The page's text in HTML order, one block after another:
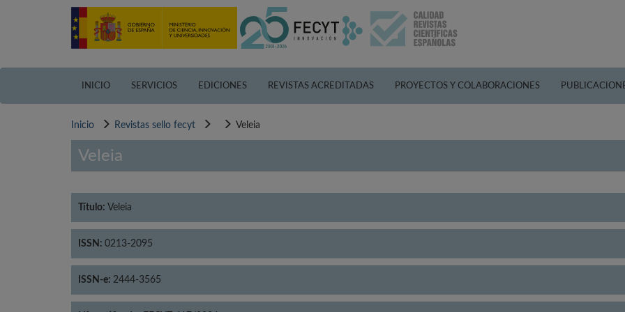
INICIO SERVICIOS EDICIONES REVISTAS ACREDITADAS PROYECTOS Y COLABORACIONES
Inicio Revistas sello fecyt Veleia
Veleia
Título: Veleia
ISSN: 0213-2095
ISSN-e: 2444-3565